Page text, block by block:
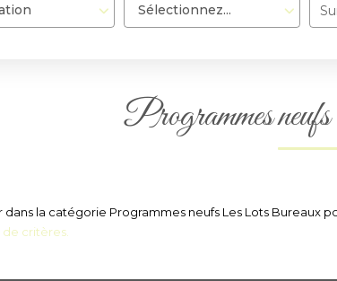
Sélectionnez...
Programmes neufs
la catégorie Programmes neufs Les Lots Bureaux
critères.